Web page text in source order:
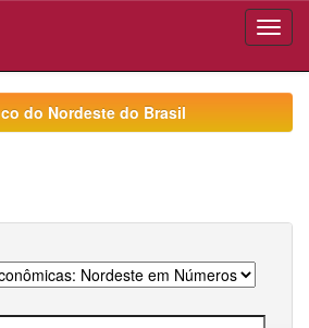
do Nordeste do Brasil